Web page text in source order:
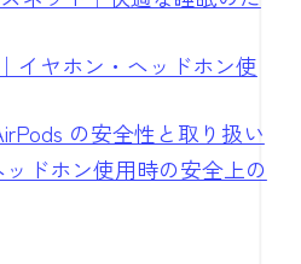
イヤホン・ヘッドホン使
の安全性と取り扱い
ドホン使用時の安全上の